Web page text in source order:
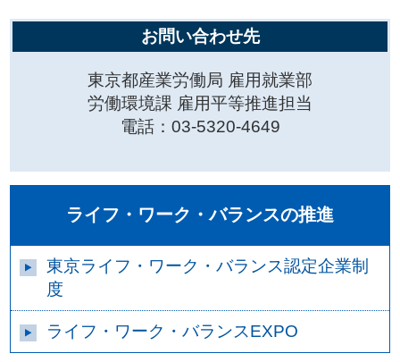
お問い合わせ先
東京都産業労働局 雇用就業部
労働環境課 雇用平等推進担当
電話：03-5320-4649
ライフ・ワーク・バランスの推進
東京ライフ・ワーク・バランス認定企業制
度
ライフ・ワーク・バランスEXPO